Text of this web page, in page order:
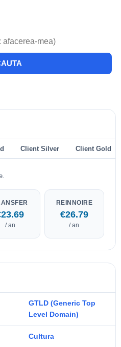
Client Silver Client Gold
/ an
REINNOIRE
€26.79
/ an
GTLD (Generic Top
Level Domain)
Cultura